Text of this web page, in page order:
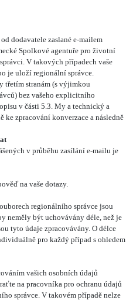
dodavatele zaslané e-mailem
Spolkové agentuře pro životní
V takových případech vaše
je uloží regionální správce.
třetím stranám (s výjimkou
bez vašeho explicitního
v části 5.3. My a technický a
ke zpracování konverzace a následně
v průběhu zasílání e-mailu je
na vaše dotazy.
regionálního správce jsou
neměly být uchovávány déle, než je
tyto údaje zpracovávány. O délce
pro každý případ s ohledem
vašich osobních údajů
na pracovníka pro ochranu údajů
správce. V takovém případě nelze